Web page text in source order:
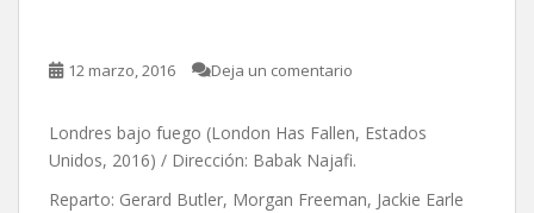
12 marzo, 2016 Deja un comentario
Londres bajo fuego (London Has Fallen, Estados
Unidos, 2016) / Dirección: Babak Najafi.
Reparto: Gerard Butler, Morgan Freeman, Jackie Earle